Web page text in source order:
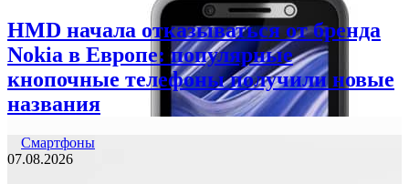
HMD начала отказываться от бренда
Nokia в Европе: популярные
кнопочные телефоны получили новые
названия
Смартфоны
07.08.2026